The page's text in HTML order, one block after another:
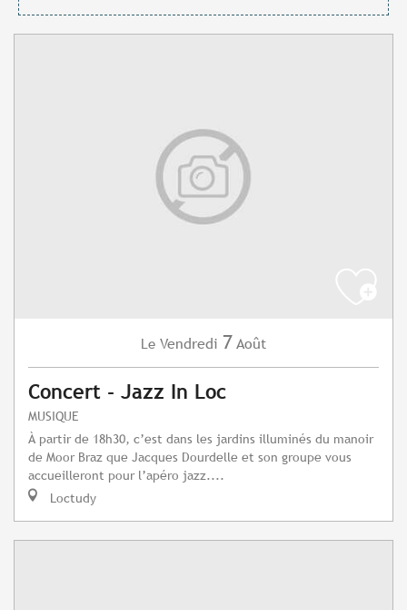
Le Vendredi 7 Août
Concert - Jazz In Loc
MUSIQUE
À partir de 18h30, c’est dans les jardins illuminés du manoir
de Moor Braz que Jacques Dourdelle et son groupe vous
accueilleront pour l’apéro jazz....
Loctudy